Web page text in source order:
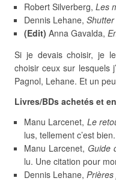
Robert Silverberg, Les
Dennis Lehane,
(Edit) Anna Gavalda,
Si je devais choisir, je
choisir ceux sur lesquels
Pagnol, Lehane. Et un
Livres/BDs achetés et
Manu Larcenet, Le
lus, tellement c’est bien.
Manu Larcenet, Guide
lu. Une citation pour
Dennis Lehane,